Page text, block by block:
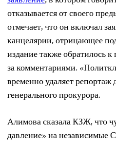
отказывается от своего
отмечает, что он включал
канцелярии, отрицающее
издание также обратилось
за комментариями.
временно удаляет репортаж
генерального прокурора.
Алимова сказала КЗЖ, что
давление» на